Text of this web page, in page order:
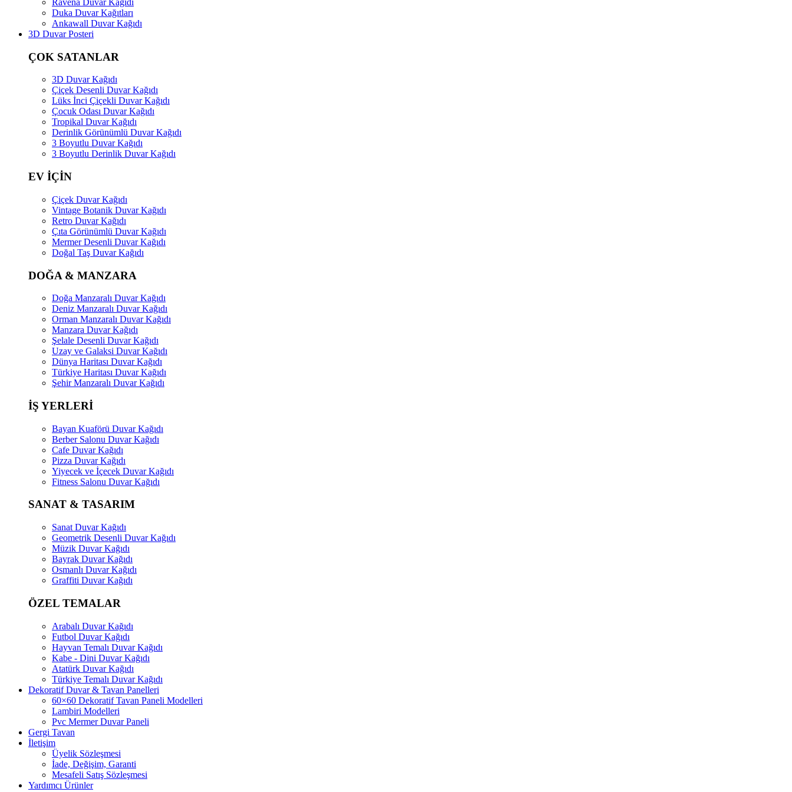
Ravena Duvar Kağıdı
Duka Duvar Kağıtları
Ankawall Duvar Kağıdı
3D Duvar Posteri
ÇOK SATANLAR
3D Duvar Kağıdı
Çiçek Desenli Duvar Kağıdı
Lüks İnci Çiçekli Duvar Kağıdı
Çocuk Odası Duvar Kağıdı
Tropikal Duvar Kağıdı
Derinlik Görünümlü Duvar Kağıdı
3 Boyutlu Duvar Kağıdı
3 Boyutlu Derinlik Duvar Kağıdı
EV İÇİN
Çiçek Duvar Kağıdı
Vintage Botanik Duvar Kağıdı
Retro Duvar Kağıdı
Çıta Görünümlü Duvar Kağıdı
Mermer Desenli Duvar Kağıdı
Doğal Taş Duvar Kağıdı
DOĞA & MANZARA
Doğa Manzaralı Duvar Kağıdı
Deniz Manzaralı Duvar Kağıdı
Orman Manzaralı Duvar Kağıdı
Manzara Duvar Kağıdı
Şelale Desenli Duvar Kağıdı
Uzay ve Galaksi Duvar Kağıdı
Dünya Haritası Duvar Kağıdı
Türkiye Haritası Duvar Kağıdı
Şehir Manzaralı Duvar Kağıdı
İŞ YERLERİ
Bayan Kuaförü Duvar Kağıdı
Berber Salonu Duvar Kağıdı
Cafe Duvar Kağıdı
Pizza Duvar Kağıdı
Yiyecek ve İçecek Duvar Kağıdı
Fitness Salonu Duvar Kağıdı
SANAT & TASARIM
Sanat Duvar Kağıdı
Geometrik Desenli Duvar Kağıdı
Müzik Duvar Kağıdı
Bayrak Duvar Kağıdı
Osmanlı Duvar Kağıdı
Graffiti Duvar Kağıdı
ÖZEL TEMALAR
Arabalı Duvar Kağıdı
Futbol Duvar Kağıdı
Hayvan Temalı Duvar Kağıdı
Kabe - Dini Duvar Kağıdı
Atatürk Duvar Kağıdı
Türkiye Temalı Duvar Kağıdı
Dekoratif Duvar & Tavan Panelleri
60×60 Dekoratif Tavan Paneli Modelleri
Lambiri Modelleri
Pvc Mermer Duvar Paneli
Gergi Tavan
İletişim
Üyelik Sözleşmesi
İade, Değişim, Garanti
Mesafeli Satış Sözleşmesi
Yardımcı Ürünler